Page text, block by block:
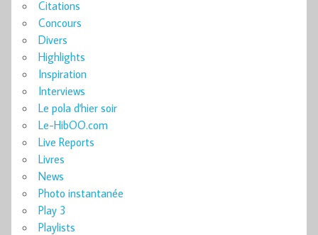
Citations
Concours
Divers
Highlights
Inspiration
Interviews
Le pola d'hier soir
Le-HibOO.com
Live Reports
Livres
News
Photo instantanée
Play 3
Playlists